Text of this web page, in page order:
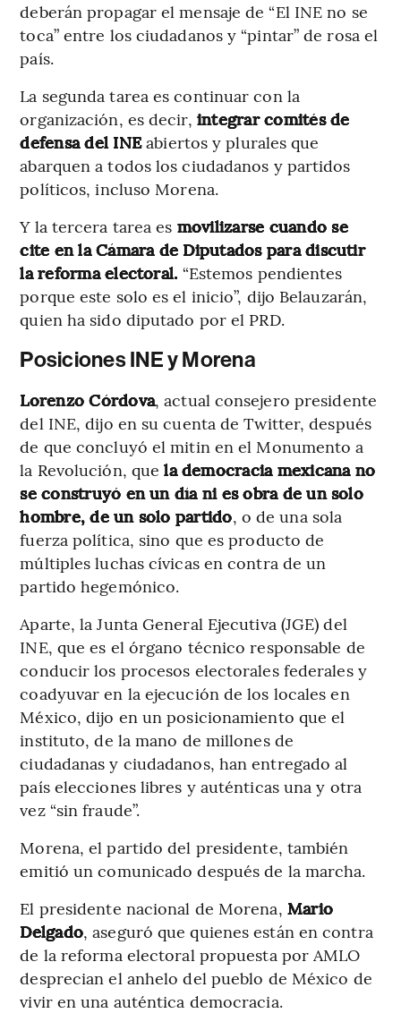
deberán propagar el mensaje de “El INE no se
toca” entre los ciudadanos y “pintar” de rosa el
país.
La segunda tarea es continuar con la
organización, es decir, integrar comités de
defensa del INEabiertos y plurales que
abarquen a todos los ciudadanos y partidos
políticos, incluso Morena.
Y la tercera tarea es movilizarse cuando se
cite en la Cámara de Diputados para discutir
la reforma electoral. “Estemos pendientes
porque este solo es el inicio”, dijo Belauzarán,
quien ha sido diputado por el PRD.
Posiciones INE y Morena
Lorenzo Córdova, actual consejero presidente
del INE, dijo en su cuenta de Twitter, después
de que concluyó el mitin en el Monumento a
la Revolución, quela democracia mexicana no
se construyó en un día ni es obra de un solo
hombre, de un solo partido, o de una sola
fuerza política, sino que es producto de
múltiples luchas cívicas en contra de un
partido hegemónico.
Aparte, la Junta General Ejecutiva (JGE) del
INE, que es el órgano técnico responsable de
conducir los procesos electorales federales y
coadyuvar en la ejecución de los locales en
México, dijo en un posicionamiento que el
instituto, de la mano de millones de
ciudadanas y ciudadanos, han entregado al
país elecciones libres y auténticas una y otra
vez “sin fraude”.
Morena, el partido del presidente, también
emitió un comunicado después de la marcha.
El presidente nacional de Morena, Mario
Delgado, aseguró que quienes están en contra
de la reforma electoral propuesta por AMLO
desprecian el anhelo del pueblo de México de
vivir en una auténtica democracia.